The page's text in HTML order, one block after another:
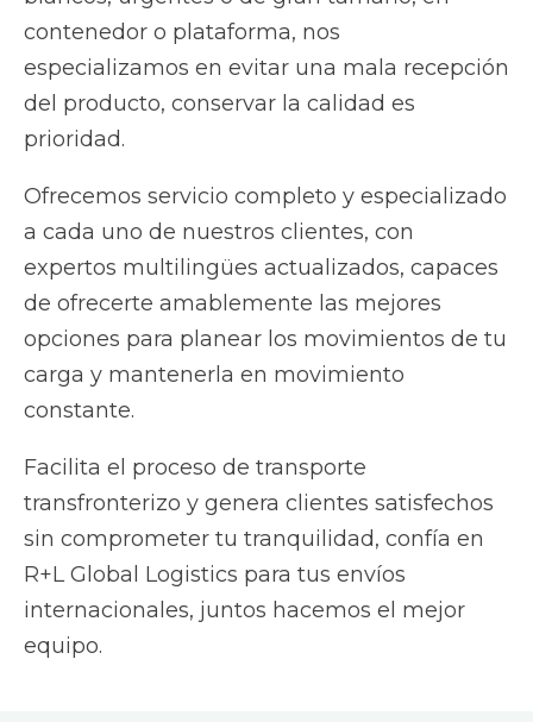
contenedor o plataforma, nos
especializamos en evitar una mala recepción
del producto, conservar la calidad es
prioridad.
Ofrecemos servicio completo y especializado
a cada uno de nuestros clientes, con
expertos multilingües actualizados, capaces
de ofrecerte amablemente las mejores
opciones para planear los movimientos de tu
carga y mantenerla en movimiento
constante.
Facilita el proceso de transporte
transfronterizo y genera clientes satisfechos
sin comprometer tu tranquilidad, confía en
R+L Global Logistics para tus envíos
internacionales, juntos hacemos el mejor
equipo.